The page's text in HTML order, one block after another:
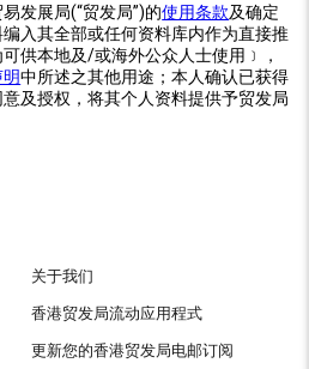
发展局(“贸发局”)的使用条款及确定
入其全部或任何资料库内作为直接推
供本地及/或海外公众人士使用﹞，
明中所述之其他用途；本人确认已获得
及授权，将其个人资料提供予贸发局
关于我们
香港贸发局流动应用程式
更新您的香港贸发局电邮订阅